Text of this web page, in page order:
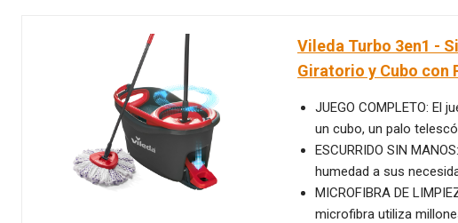
Vileda Turbo 3en1 -
Giratorio y Cubo con
JUEGO COMPLETO: El
un cubo, un palo
ESCURRIDO SIN
humedad a sus
MICROFIBRA DE
microfibra utiliza